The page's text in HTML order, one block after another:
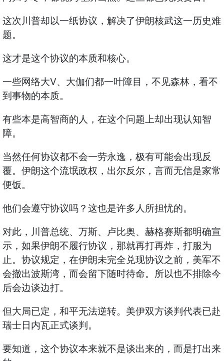
这次川普却以一纸协议，解决了伊朗核武这一历史难
题。
这才是这个协议的本质和核心。
一些网络大V、大伽们都一叶障目，不见森林，看不
到事物的本质。
有些本是高智商的人，在这个问题上却出现认知智
障。
当然任何协议都不会一劳永逸，极有可能会出现反
覆。伊朗这个流氓政权，出尔反尔，言而无信是家常
便饭。
他们会遵守协议吗？这也是许多人所担忧的。
对此，川普总统、万斯、卢比奥、赫格赛斯都明确宣
示，如果伊朗不履行协议，那就再打再炸，打服为
止。协议规定，在伊朗未完全兑现协议之前，美军不
会撤出波斯湾，而会留下随时待命。所以也不排除今
后会边谈边打。
但大局已定，和平无法逆转。美伊双方谈判代表已赴
瑞士日内瓦正式谈判。
要知道，这个协议本来就不是谈出来的，而是打出来